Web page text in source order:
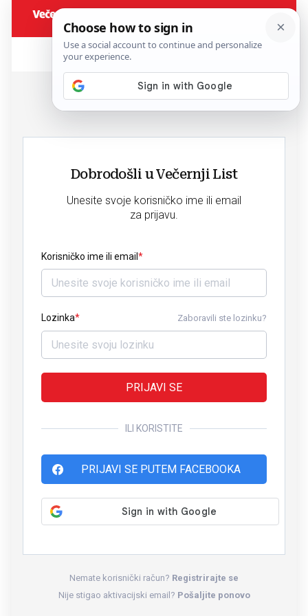
Dobrodošli u Večernji List
Unesite svoje korisničko ime ili email
za prijavu.
Korisničko ime ili email
Lozinka Zaboravili ste lozinku?
PRIJAVI SE
ILI KORISTITE
PRIJAVI SE PUTEM FACEBOOKA
Nemate korisnički račun? Registrirajte se
Nije stigao aktivacijski email? Pošaljite ponovo